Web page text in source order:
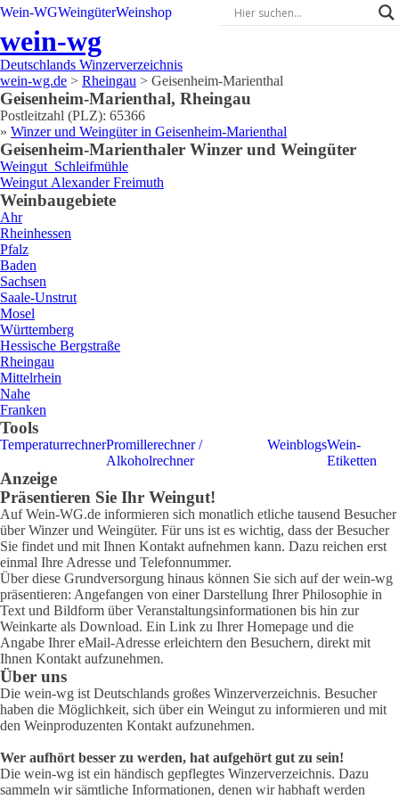
Wein-WGWeingüterWeinshop
wein-wg
Deutschlands Winzerverzeichnis
wein-wg.de > Rheingau > Geisenheim-Marienthal
Geisenheim-Marienthal, Rheingau
Postleitzahl (PLZ): 65366
» Winzer und Weingüter in Geisenheim-Marienthal
Geisenheim-Marienthaler Winzer und Weingüter
Weingut Schleifmühle
Weingut Alexander Freimuth
Weinbaugebiete
Ahr
Rheinhessen
Pfalz
Baden
Sachsen
Saale-Unstrut
Mosel
Württemberg
Hessische Bergstraße
Rheingau
Mittelrhein
Nahe
Franken
Tools
TemperaturrechnerPromillerechner /
Alkoholrechner
WeinblogsWein-
Etiketten
Anzeige
Präsentieren Sie Ihr Weingut!
Auf Wein-WG.de informieren sich monatlich etliche tausend Besucher
über Winzer und Weingüter. Für uns ist es wichtig, dass der Besucher
Sie findet und mit Ihnen Kontakt aufnehmen kann. Dazu reichen erst
einmal Ihre Adresse und Telefonnummer.
Über diese Grundversorgung hinaus können Sie sich auf der wein-wg
präsentieren: Angefangen von einer Darstellung Ihrer Philosophie in
Text und Bildform über Veranstaltungsinformationen bis hin zur
Weinkarte als Download. Ein Link zu Ihrer Homepage und die
Angabe Ihrer eMail-Adresse erleichtern den Besuchern, direkt mit
Ihnen Kontakt aufzunehmen.
Über uns
Die wein-wg ist Deutschlands großes Winzerverzeichnis. Besucher
haben die Möglichkeit, sich über ein Weingut zu informieren und mit
den Weinproduzenten Kontakt aufzunehmen.
Wer aufhört besser zu werden, hat aufgehört gut zu sein!
Die wein-wg ist ein händisch gepflegtes Winzerverzeichnis. Dazu
sammeln wir sämtliche Informationen, denen wir habhaft werden